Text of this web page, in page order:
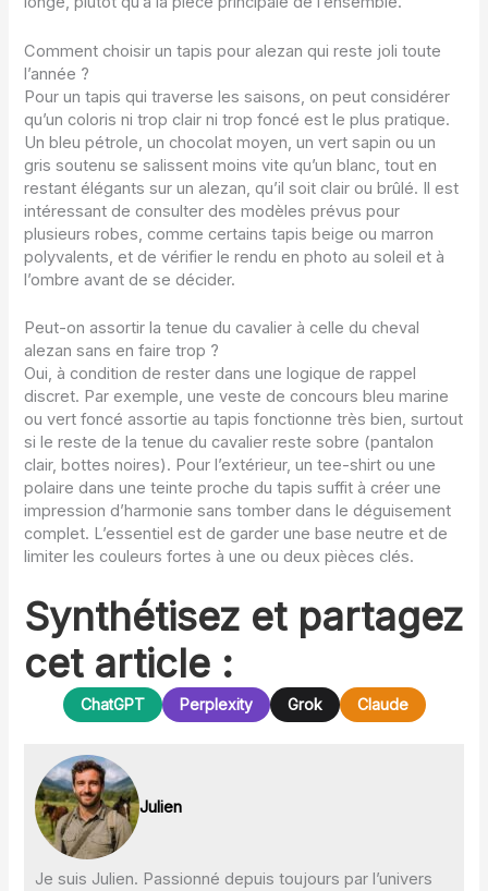
Comment choisir un tapis pour alezan qui reste joli toute
l’année ?
Pour un tapis qui traverse les saisons, on peut considérer
qu’un coloris ni trop clair ni trop foncé est le plus pratique.
Un bleu pétrole, un chocolat moyen, un vert sapin ou un
gris soutenu se salissent moins vite qu’un blanc, tout en
restant élégants sur un alezan, qu’il soit clair ou brûlé. Il est
intéressant de consulter des modèles prévus pour
plusieurs robes, comme certains tapis beige ou marron
polyvalents, et de vérifier le rendu en photo au soleil et à
l’ombre avant de se décider.
Peut-on assortir la tenue du cavalier à celle du cheval
alezan sans en faire trop ?
Oui, à condition de rester dans une logique de rappel
discret. Par exemple, une veste de concours bleu marine
ou vert foncé assortie au tapis fonctionne très bien, surtout
si le reste de la tenue du cavalier reste sobre (pantalon
clair, bottes noires). Pour l’extérieur, un tee-shirt ou une
polaire dans une teinte proche du tapis suffit à créer une
impression d’harmonie sans tomber dans le déguisement
complet. L’essentiel est de garder une base neutre et de
limiter les couleurs fortes à une ou deux pièces clés.
Synthétisez et partagez
cet article :
ChatGPT Perplexity Grok Claude
Julien
Je suis Julien. Passionné depuis toujours par l’univers